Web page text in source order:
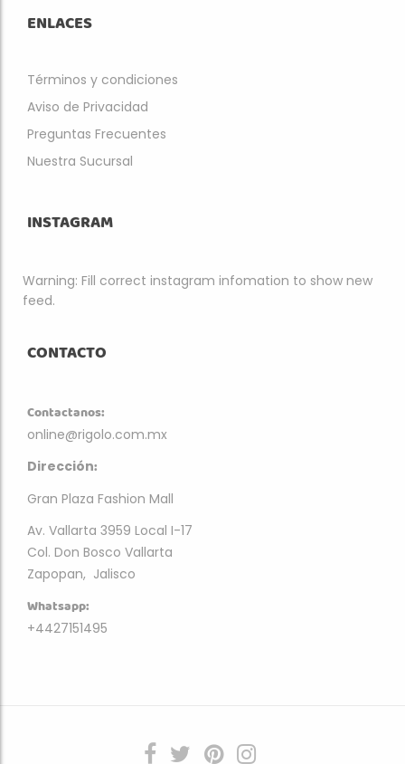
ENLACES
Términos y condiciones
Aviso de Privacidad
Preguntas Frecuentes
Nuestra Sucursal
INSTAGRAM
Warning: Fill correct instagram infomation to show new
feed.
CONTACTO
Contactanos:
online@rigolo.com.mx
Dirección:
Gran Plaza Fashion Mall
Av. Vallarta 3959 Local I-17
Col. Don Bosco Vallarta
Zapopan, Jalisco
Whatsapp:
+4427151495